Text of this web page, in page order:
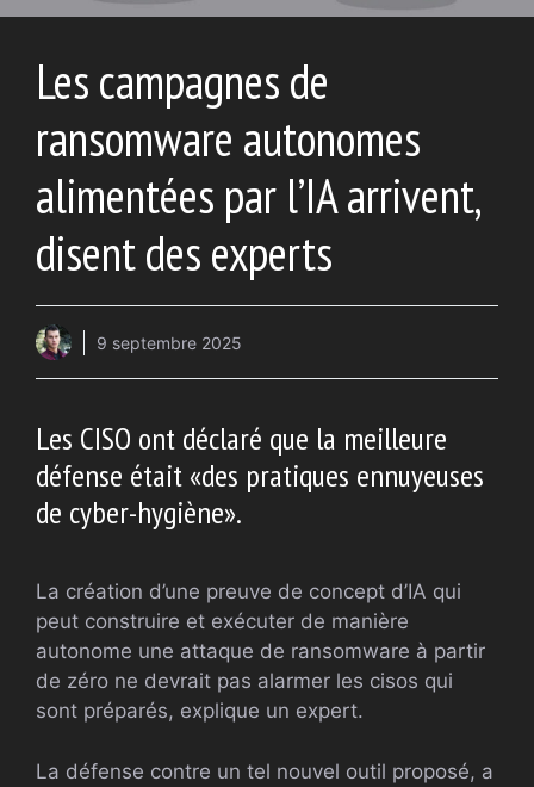
Les campagnes de
ransomware autonomes
alimentées par l’IA arrivent,
disent des experts
9 septembre 2025
Les CISO ont déclaré que la meilleure
défense était «des pratiques ennuyeuses
de cyber-hygiène».
La création d’une preuve de concept d’IA qui
peut construire et exécuter de manière
autonome une attaque de ransomware à partir
de zéro ne devrait pas alarmer les cisos qui
sont préparés, explique un expert.
La défense contre un tel nouvel outil proposé, a